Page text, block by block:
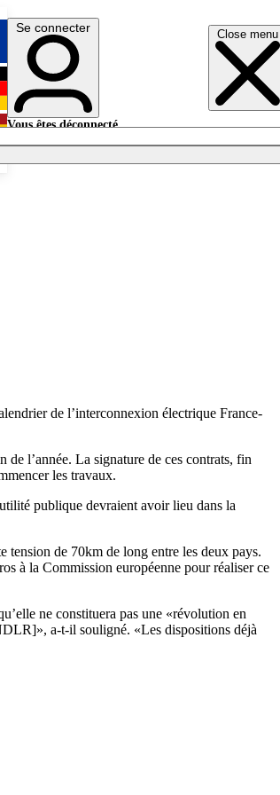
Close menu
English
Deutsch
Se connecter
Vous êtes déconnecté.
de l’interconnexion électrique France-
de l’année. La signature de ces contrats, fin
les travaux.
publique devraient avoir lieu dans la
tension de 70km de long entre les deux pays.
à la Commission européenne pour réaliser ce
ne constituera pas une «révolution en
a-t-il souligné. «Les dispositions déjà